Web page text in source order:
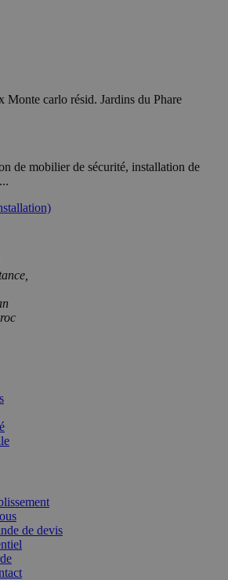
Monte carlo résid. Jardins du Phare
de mobilier de sécurité, installation de
de devis